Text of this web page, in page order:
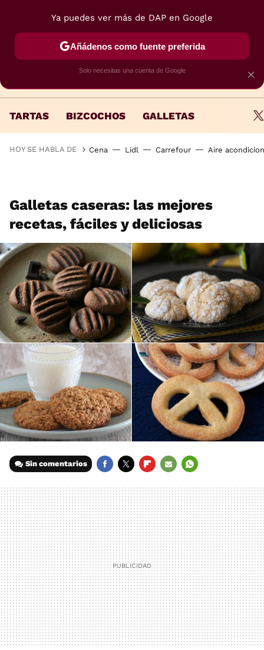
TARTAS BIZCOCHOS GALLETAS
HOY SE HABLA DE Cena Lidl Carrefour Aire
Galletas caseras: las mejores
recetas, fáciles y deliciosas
Sin comentarios
MAIL
×
Ya puedes ver más de DAP en Google
Añádenos como fuente preferida
Solo necesitas una cuenta de Google